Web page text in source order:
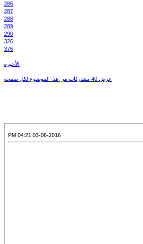
286
287
288
289
290
326
376
الأخيرة
عرض 40 مشاركات من هذا الموضوع لكل صفحة
03-06-2016 04:21 PM